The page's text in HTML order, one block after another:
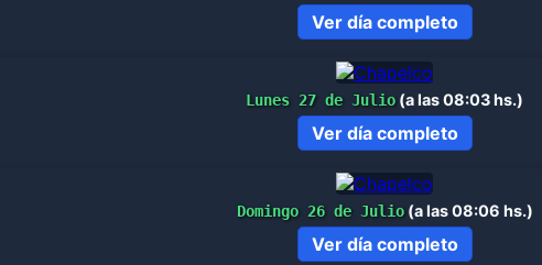
Ver día completo
Lunes 27 de Julio (a las 08:03 hs.)
Ver día completo
Domingo 26 de Julio(a las 08:06 hs.)
Ver día completo